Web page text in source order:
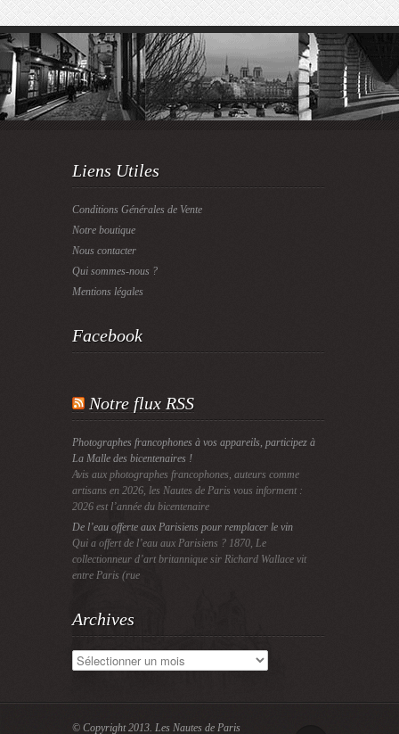
Liens Utiles
Conditions Générales de Vente
Notre boutique
Nous contacter
Qui sommes-nous ?
Mentions légales
Facebook
Notre flux RSS
Photographes francophones à vos appareils, participez à
La Malle des bicentenaires !
Avis aux photographes francophones, auteurs comme
artisans en 2026, les Nautes de Paris vous informent :
2026 est l’année du bicentenaire
De l’eau offerte aux Parisiens pour remplacer le vin
Qui a offert de l’eau aux Parisiens ? 1870, Le
collectionneur d’art britannique sir Richard Wallace vit
entre Paris (rue
Archives
Archives
© Copyright 2013. Les Nautes de Paris